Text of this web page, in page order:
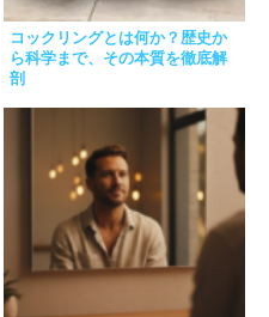
コックリングとは何か？歴史か
ら科学まで、その本質を徹底解
剖